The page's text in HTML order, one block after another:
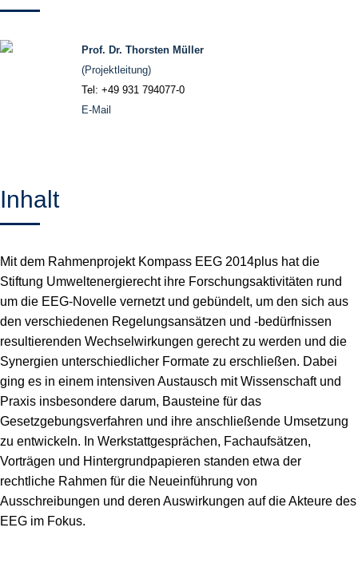
Prof. Dr. Thorsten Müller
(Projektleitung)
Tel: +49 931 794077-0
E-Mail
Inhalt
Mit dem Rahmenprojekt Kompass EEG 2014plus hat die
Stiftung Umweltenergierecht ihre Forschungsaktivitäten rund
um die EEG-Novelle vernetzt und gebündelt, um den sich aus
den verschiedenen Regelungsansätzen und -bedürfnissen
resultierenden Wechselwirkungen gerecht zu werden und die
Synergien unterschiedlicher Formate zu erschließen. Dabei
ging es in einem intensiven Austausch mit Wissenschaft und
Praxis insbesondere darum, Bausteine für das
Gesetzgebungsverfahren und ihre anschließende Umsetzung
zu entwickeln. In Werkstattgesprächen, Fachaufsätzen,
Vorträgen und Hintergrundpapieren standen etwa der
rechtliche Rahmen für die Neueinführung von
Ausschreibungen und deren Auswirkungen auf die Akteure des
EEG im Fokus.